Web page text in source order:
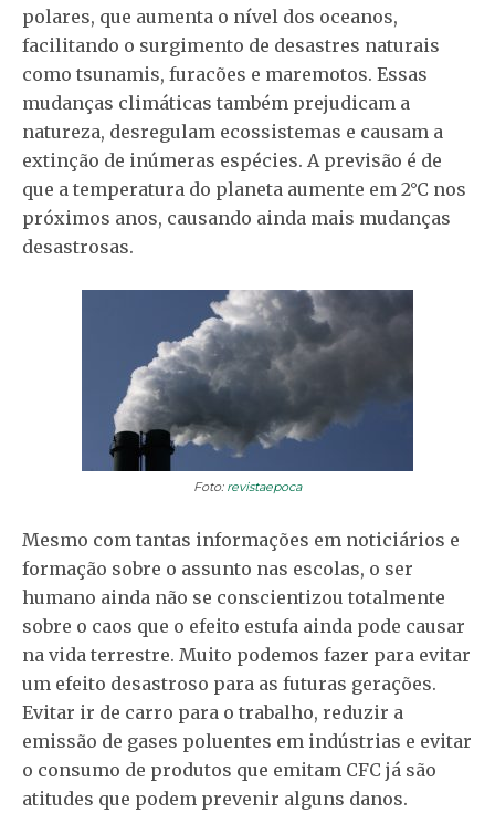
polares, que aumenta o nível dos oceanos,
facilitando o surgimento de desastres naturais
como tsunamis, furacões e maremotos. Essas
mudanças climáticas também prejudicam a
natureza, desregulam ecossistemas e causam a
extinção de inúmeras espécies. A previsão é de
que a temperatura do planeta aumente em 2°C nos
próximos anos, causando ainda mais mudanças
desastrosas.
Foto: revistaepoca
Mesmo com tantas informações em noticiários e
formação sobre o assunto nas escolas, o ser
humano ainda não se conscientizou totalmente
sobre o caos que o efeito estufa ainda pode causar
na vida terrestre. Muito podemos fazer para evitar
um efeito desastroso para as futuras gerações.
Evitar ir de carro para o trabalho, reduzir a
emissão de gases poluentes em indústrias e evitar
o consumo de produtos que emitam CFC já são
atitudes que podem prevenir alguns danos.